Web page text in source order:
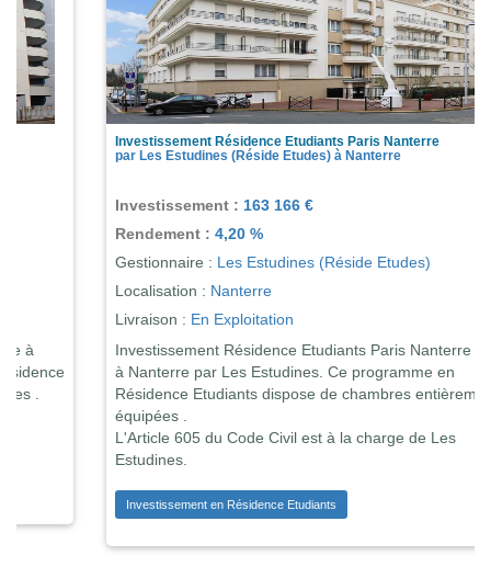
Investissement Résidence Etudiants Paris Nanterre
par Les Estudines (Réside Etudes) à Nanterre
Investissement :163 166 €
Rendement :4,20 %
Gestionnaire :Les Estudines (Réside Etudes)
Localisation :Nanterre
Livraison :En Exploitation
Investissement Résidence Etudiants Paris Nanterre située
à Nanterre par Les Estudines. Ce programme en
Résidence Etudiants dispose de chambres entièrement
L'Article 605 du Code Civil est à la charge de Les
Investissement en Résidence Etudiants